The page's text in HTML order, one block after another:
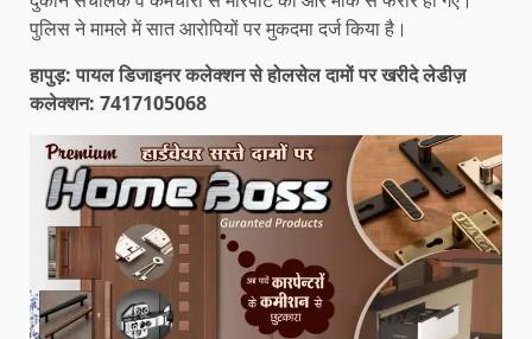
पुलिस ने मामले में सात आरोपियों पर मुकदमा दर्ज किया है।
हापुड़: पायल डिजाइनर कलेक्शन से होलसेल दामों पर खरीदे लेडीज़
कलेक्शन: 7417105068